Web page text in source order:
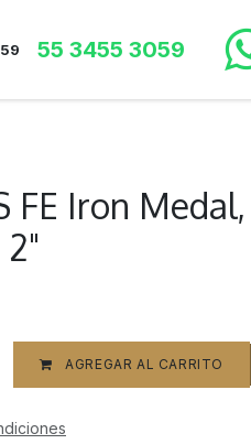
55 3455 3059
FE Iron
AGREGAR AL CARRITO